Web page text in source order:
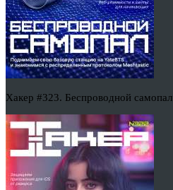
Хакер #323. Беспроводной самопал